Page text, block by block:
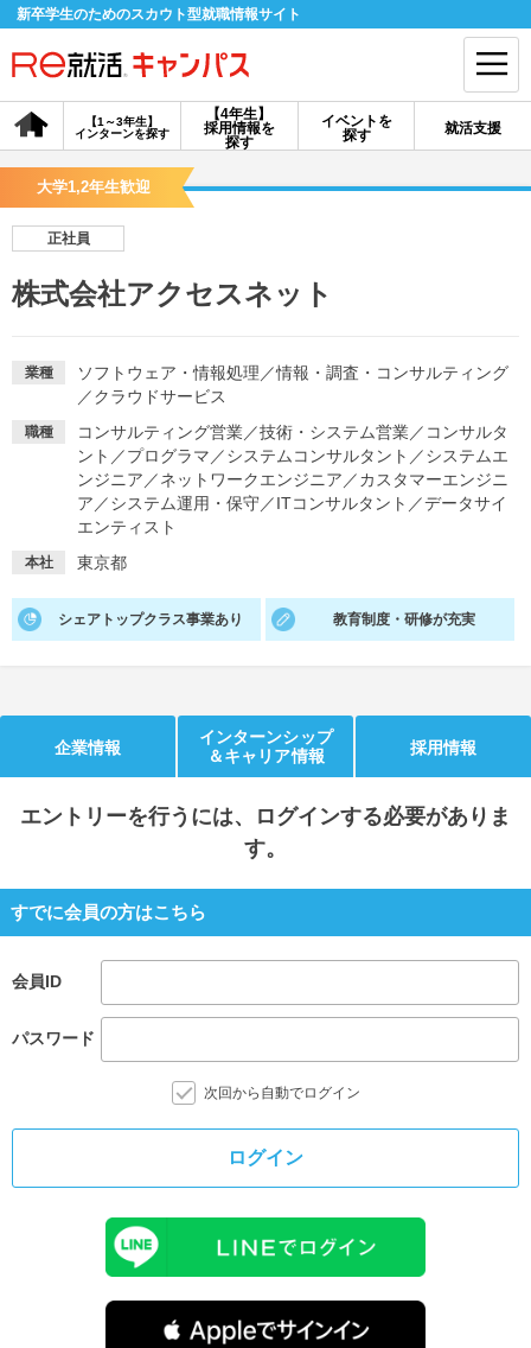
新卒学生のためのスカウト型就職情報サイト
【4年生】
採用情報を
探す
【1～3年生】
インターンを探す
イベントを
探す
就活支援
会員登録 ログイン
探す
イベントを探す スカウト お知らせ
就活ノウハウ・サポート
就活支援
就活ノウハウが満載！ お役立ち記事・相談室など
就活ニュースペーパー よくある質問
大学1,2年生歓迎
正社員
株式会社アクセスネット
業種 ソフトウェア・情報処理 ／情報・調査・コンサルティング
／クラウドサービス
職種 コンサルティング営業／技術・システム営業／ コンサルタ
ント ／プログラマ ／システムコンサルタント ／システムエ
ンジニア ／ネットワークエンジニア ／カスタマーエンジニ
ア ／システム運用・保守／ITコンサルタント ／データサイ
エンティスト
本社 東京都
シェアトップクラス事業あり 教育制度・研修が充実
企業情報
インターンシップ
＆キャリア情報
採用情報
エントリーを行うには、ログインする必要がありま
す。
すでに会員の方はこちら
会員ID
パスワード
次回から自動でログイン
ログイン